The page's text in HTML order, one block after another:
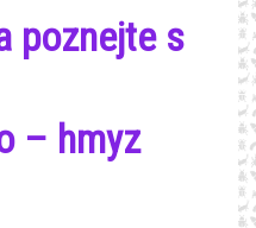
poznejte s
– hmyz